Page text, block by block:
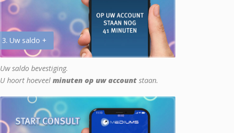
3. Uw saldo +
Uw saldo bevestiging.
U hoort hoeveel minuten op uw account staan.